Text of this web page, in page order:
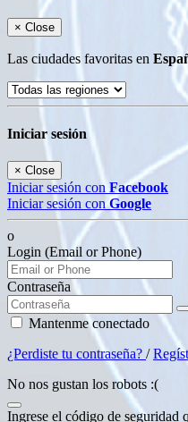
× Close
Las ciudades favoritas en
Iniciar sesión
× Close
Iniciar sesión con Facebook
Iniciar sesión conGoogle
o
Login (Email or Phone)
Contraseña
Mantenme conectado
¿Perdiste tu contraseña? /
No nos gustan los robots :(
Ingrese el código de seguridad